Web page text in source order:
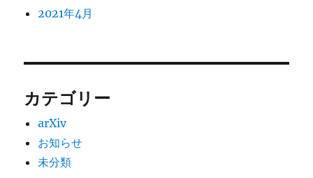
2021年4月
カテゴリー
arXiv
お知らせ
未分類